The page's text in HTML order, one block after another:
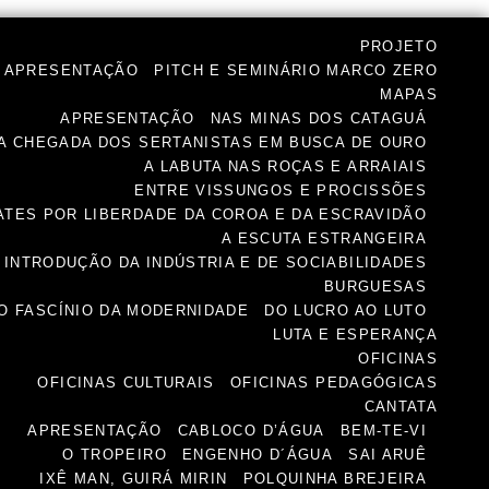
PROJETO
APRESENTAÇÃO
PITCH E SEMINÁRIO MARCO ZERO
MAPAS
APRESENTAÇÃO
NAS MINAS DOS CATAGUÁ
CHEGADA DOS SERTANISTAS EM BUSCA DE OURO
A LABUTA NAS ROÇAS E ARRAIAIS
ENTRE VISSUNGOS E PROCISSÕES
POR LIBERDADE DA COROA E DA ESCRAVIDÃO
A ESCUTA ESTRANGEIRA
INTRODUÇÃO DA INDÚSTRIA E DE SOCIABILIDADES
BURGUESAS
FASCÍNIO DA MODERNIDADE
DO LUCRO AO LUTO
LUTA E ESPERANÇA
OFICINAS
OFICINAS CULTURAIS
OFICINAS PEDAGÓGICAS
CANTATA
APRESENTAÇÃO
CABLOCO D’ÁGUA
BEM-TE-VI
O TROPEIRO
ENGENHO D´ÁGUA
SAI ARUÊ
IXÊ MAN, GUIRÁ MIRIN
POLQUINHA BREJEIRA